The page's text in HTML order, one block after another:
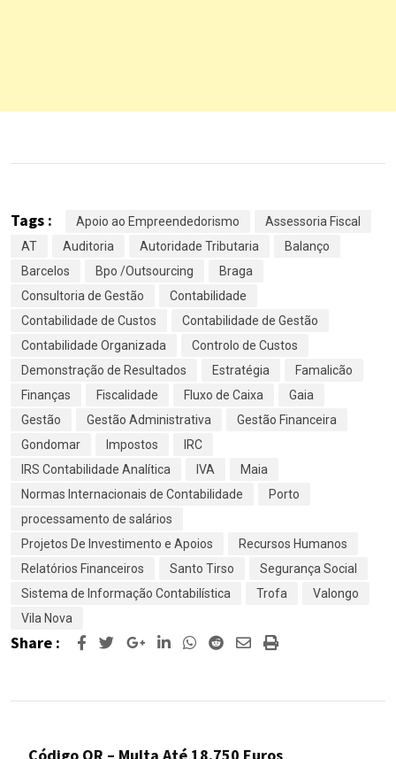
Tags : Apoio ao Empreendedorismo
Assessoria Fiscal
AT
Auditoria Autoridade Tributaria
Balanço
Barcelos
Bpo /Outsourcing
Braga
Consultoria de Gestão
Contabilidade
Contabilidade de Custos
Contabilidade de Gestão
Contabilidade Organizada
Controlo de Custos
Demonstração de Resultados
Estratégia
Famalicão
Finanças
Fiscalidade Fluxo de Caixa
Gaia
Gestão
Gestão Administrativa
Gestão Financeira
Gondomar
Impostos
IRC
IRS Contabilidade Analítica
IVA
Maia
Normas Internacionais de Contabilidade
Porto
processamento de salários
Projetos De Investimento e Apoios
Recursos Humanos
Relatórios Financeiros
Santo Tirso
Segurança Social
Sistema de Informação Contabilística
Trofa
Valongo
Vila Nova
Share : Google+LinkedInWhatsapp
RedditSharePrint